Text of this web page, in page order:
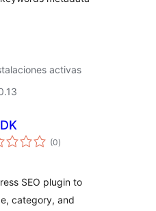
activas
(0total
de
)
SEO plugin to
category, and